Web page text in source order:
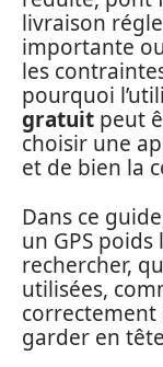
livraison
importante
les
pourquoi
gratuit peut
choisir une
et de bien la
Dans ce
un GPS
rechercher,
utilisées,
correctement
garder en